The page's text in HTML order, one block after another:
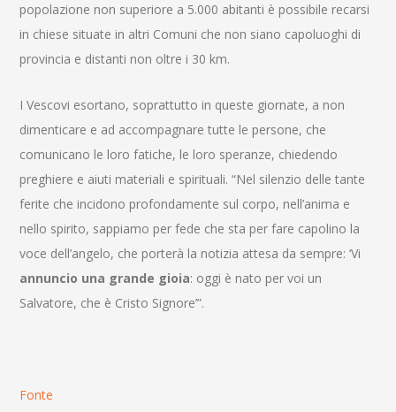
popolazione non superiore a 5.000 abitanti è possibile recarsi
in chiese situate in altri Comuni che non siano capoluoghi di
provincia e distanti non oltre i 30 km.
I Vescovi esortano, soprattutto in queste giornate, a non
dimenticare e ad accompagnare tutte le persone, che
comunicano le loro fatiche, le loro speranze, chiedendo
preghiere e aiuti materiali e spirituali. “Nel silenzio delle tante
ferite che incidono profondamente sul corpo, nell’anima e
nello spirito, sappiamo per fede che sta per fare capolino la
voce dell’angelo, che porterà la notizia attesa da sempre: ‘Vi
annuncio una grande gioia: oggi è nato per voi un
Salvatore, che è Cristo Signore’”.
Fonte